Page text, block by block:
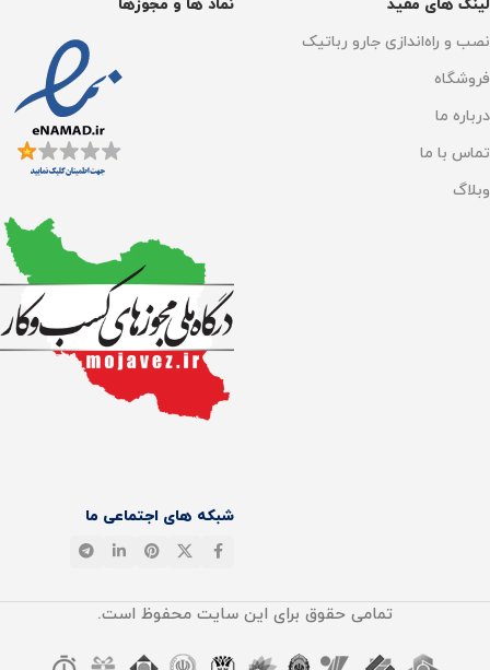
لینک های مفید
نصب و راه‌اندازی جارو رباتیک
فروشگاه
درباره ما
تماس با ما
وبلاگ
نماد ها و مجوزها
شبکه های اجتماعی ما
تمامی حقوق برای این سایت محفوظ است.